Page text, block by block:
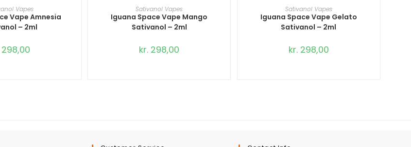
TIL KURV
Vapes
Vape Amnesia
– 2ml
TILFØJ TIL KURV
Sativanol Vapes
Iguana Space Vape Mango
Sativanol – 2ml
kr. 298,00
TILFØJ TIL KURV
Sativanol Vapes
Iguana Space Vape Gelato
Sativanol – 2ml
kr.298,00